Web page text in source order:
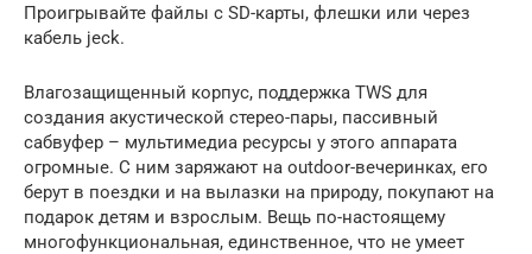
Проигрывайте файлы с SD-карты, флешки или через
кабель jeck.
Влагозащищенный корпус, поддержка TWS для
создания акустической стерео-пары, пассивный
сабвуфер – мультимедиа ресурсы у этого аппарата
огромные. С ним заряжают на outdoor-вечеринках, его
берут в поездки и на вылазки на природу, покупают на
подарок детям и взрослым. Вещь по-настоящему
многофункциональная, единственное, что не умеет